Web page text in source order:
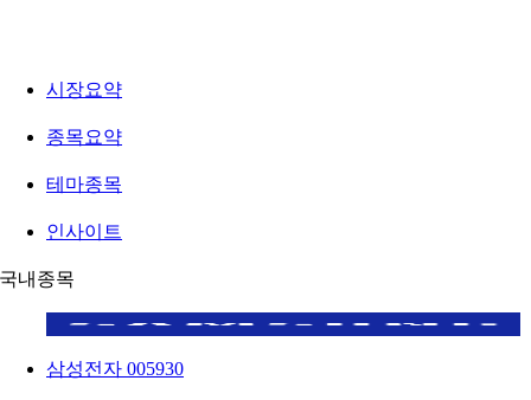
시장요약
종목요약
테마종목
인사이트
국내종목
삼성전자 005930